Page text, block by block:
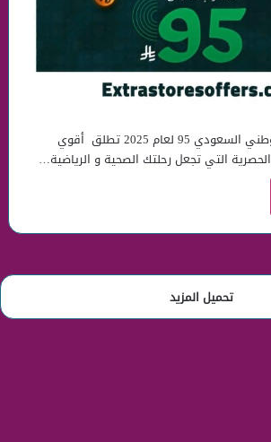
مع احتفالات اليوم الوطني السعودي 95 لعام 2025 تطلق أقوي
التي تجعل رحلتك الصحية و الرياضية…
تحميل المزيد